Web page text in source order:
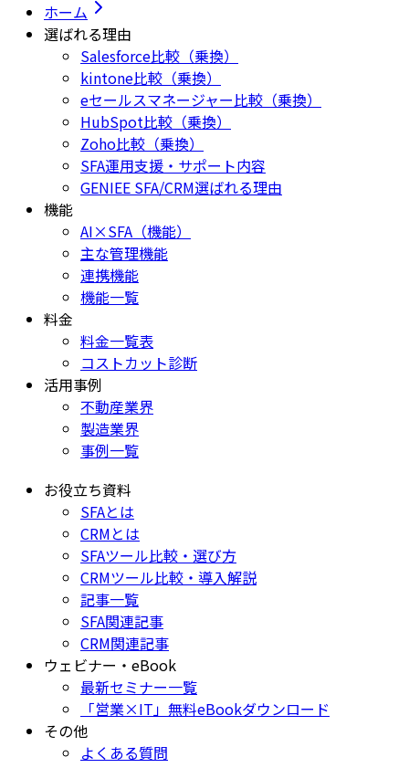
ホーム
選ばれる理由
Salesforce比較（乗換）
kintone比較（乗換）
eセールスマネージャー比較（乗換）
HubSpot比較（乗換）
Zoho比較（乗換）
SFA運用支援・サポート内容
GENIEE SFA/CRM選ばれる理由
機能
AI×SFA（機能）
主な管理機能
連携機能
機能一覧
料金
料金一覧表
コストカット診断
活用事例
不動産業界
製造業界
事例一覧
お役立ち資料
SFAとは
CRMとは
SFAツール比較・選び方
CRMツール比較・導入解説
記事一覧
SFA関連記事
CRM関連記事
ウェビナー・eBook
最新セミナー一覧
「営業×IT」無料eBookダウンロード
その他
よくある質問